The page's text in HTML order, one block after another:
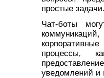
простые
Чат-боты
процессы,
уведомлений и